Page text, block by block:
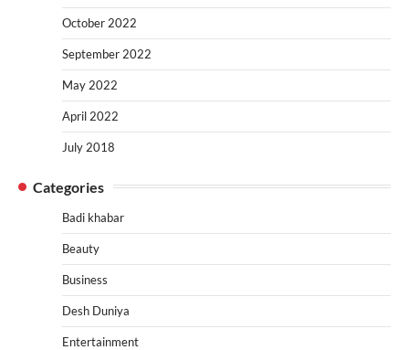
October 2022
September 2022
May 2022
April 2022
July 2018
Categories
Badi khabar
Beauty
Business
Desh Duniya
Entertainment